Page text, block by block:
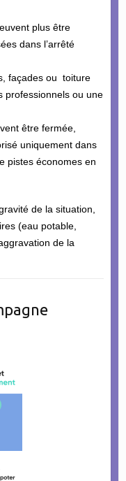
plus être
dans l’arrêté
façades ou toiture
professionnels ou une
être fermée,
uniquement dans
pistes économes en
de la situation,
(eau potable,
de la